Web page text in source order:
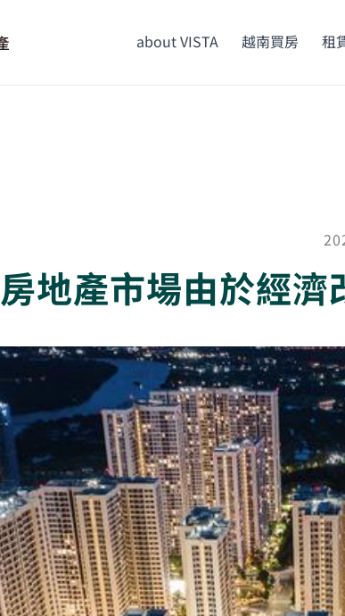
about VISTA 越南買房 租
房地產市場由於經濟